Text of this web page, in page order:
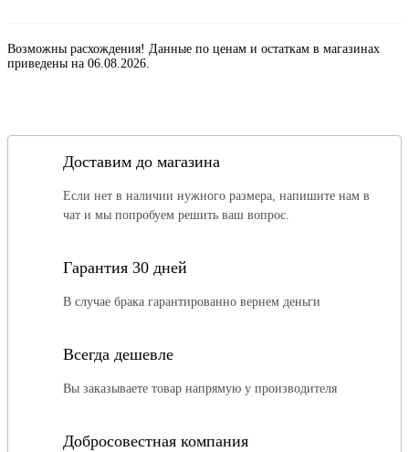
Возможны расхождения! Данные по ценам и остаткам в магазинах
приведены на 06.08.2026.
Доставим до магазина
Если нет в наличии нужного размера, напишите нам в
чат и мы попробуем решить ваш вопрос.
Гарантия 30 дней
В случае брака гарантированно вернем деньги
Всегда дешевле
Вы заказываете товар напрямую у производителя
Добросовестная компания